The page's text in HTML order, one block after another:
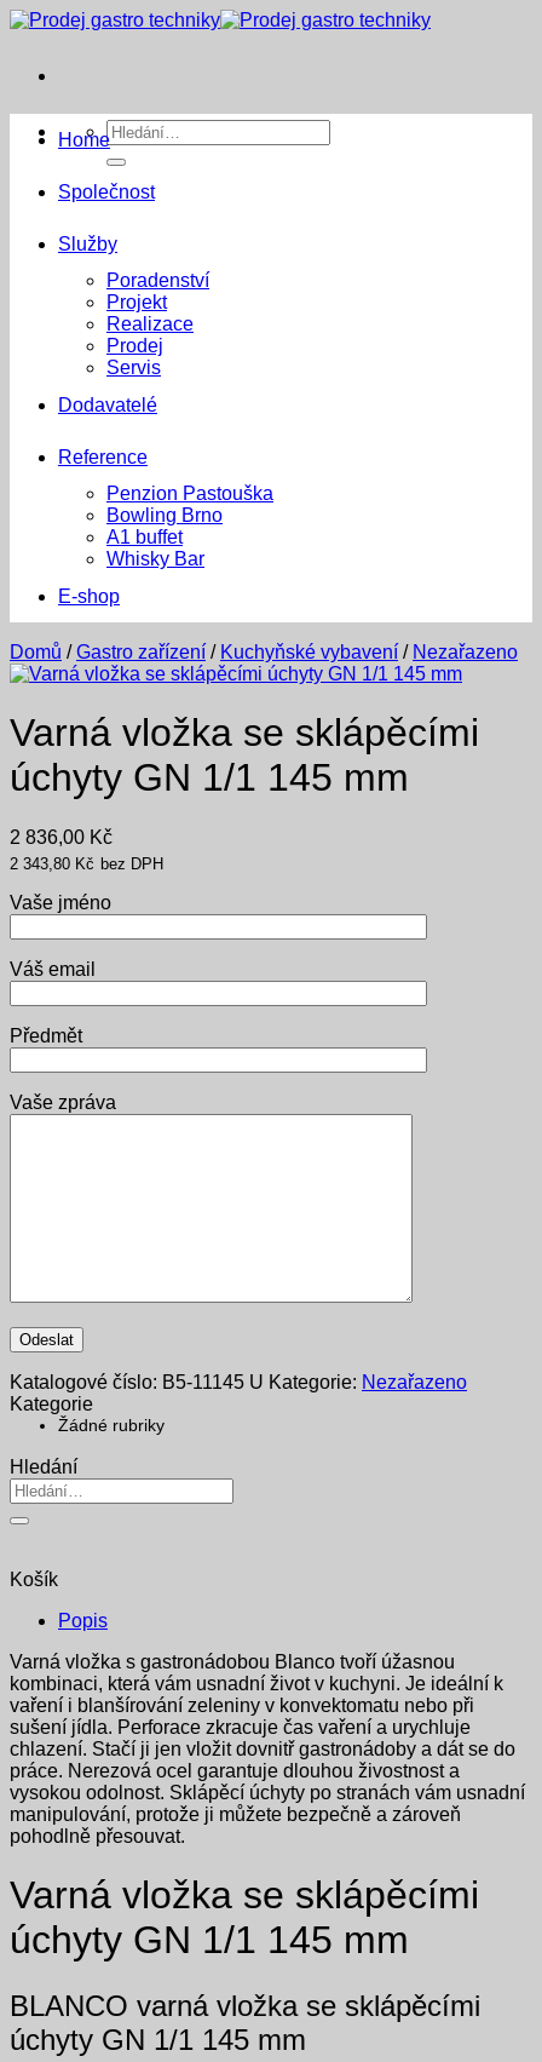
Přeskočit
Hledat:
Home
Společnost
Služby
Poradenství
Projekt
Realizace
Prodej
Servis
Dodavatelé
Reference
Penzion Pastouška
Bowling Brno
A1 buffet
Whisky Bar
E-shop
Domů / Gastro zařízení / Kuchyňské vybavení / Nezařazeno
Varná vložka se sklápěcími
úchyty GN 1/1 145 mm
2 836,00 Kč
2 343,80 Kč bez DPH
Vaše jméno
Váš email
Předmět
Vaše zpráva
Katalogové číslo: B5-11145 U Kategorie: Nezařazeno
Kategorie
Žádné rubriky
Hledání
Hledat:
Košík
Popis
Varná vložka s gastronádobou Blanco tvoří úžasnou
kombinaci, která vám usnadní život v kuchyni. Je ideální k
vaření i blanšírování zeleniny v konvektomatu nebo při
sušení jídla. Perforace zkracuje čas vaření a urychluje
chlazení. Stačí ji jen vložit dovnitř gastronádoby a dát se do
práce. Nerezová ocel garantuje dlouhou živostnost a
vysokou odolnost. Sklápěcí úchyty po stranách vám usnadní
manipulování, protože ji můžete bezpečně a zároveň
pohodlně přesouvat.
Varná vložka se sklápěcími
úchyty GN 1/1 145 mm
BLANCO varná vložka se sklápěcími
úchyty GN 1/1 145 mm